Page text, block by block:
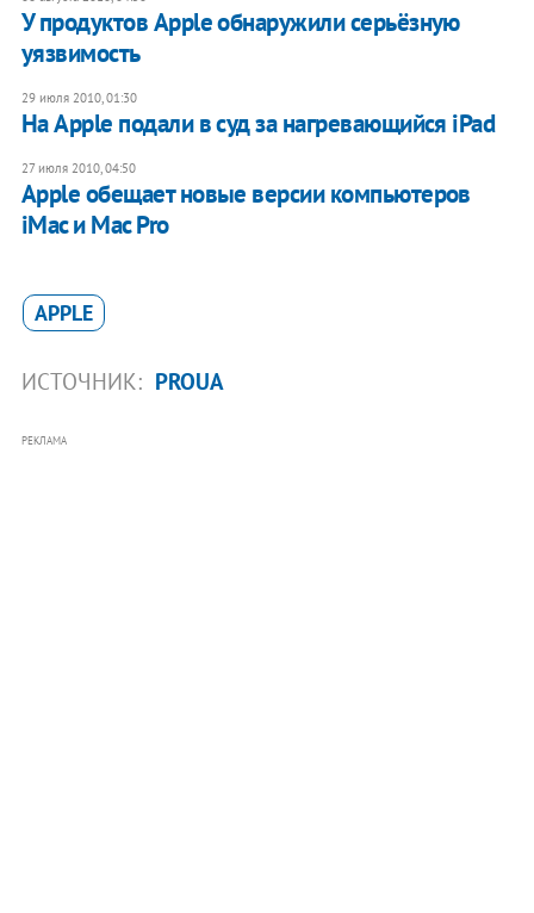
У продуктов Apple обнаружили серьёзную
уязвимость
29 июля 2010, 01:30
На Apple подали в суд за нагревающийся iPad
27 июля 2010, 04:50
Apple обещает новые версии компьютеров
iMac и Mac Pro
APPLE
ИСТОЧНИК: PROUA
РЕКЛАМА